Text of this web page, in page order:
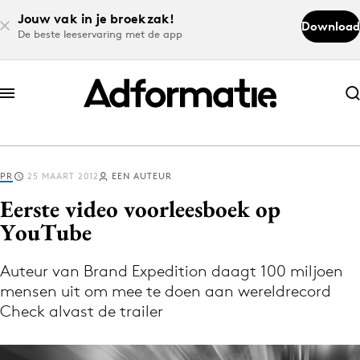
Jouw vak in je broekzak!
De beste leeservaring met de app
Download
Abonneer nu
Abonneer nu
Log in
Volg het laatste nieuws via de Adformatie
Nieuws app
PR 25 MAART 2012 EEN AUTEUR
Eerste video voorleesboek op
YouTube
Auteur van Brand Expedition daagt 100 miljoen
mensen uit om mee te doen aan wereldrecord
Check alvast de trailer